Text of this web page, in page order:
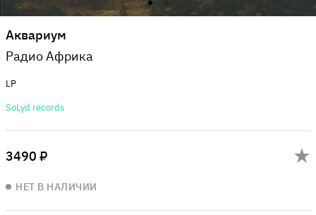
Аквариум
Радио Африка
LP
SoLyd records
3490 ₽
НЕТ В НАЛИЧИИ